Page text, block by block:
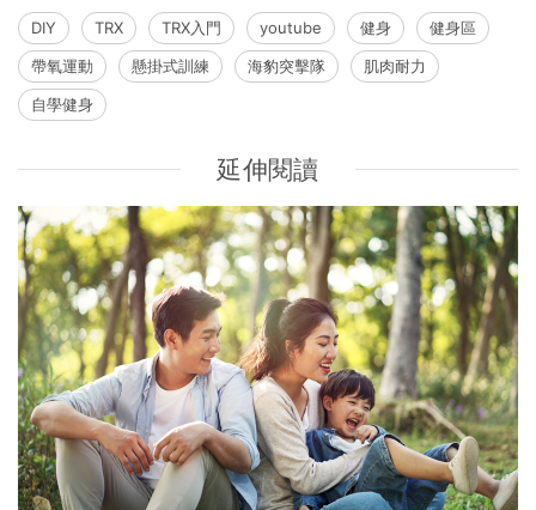
DIY TRX TRX入門 youtube 健身
健身區
帶氧運動
懸掛式訓練 海豹突擊隊
肌肉耐力
自學健身
延伸閱讀